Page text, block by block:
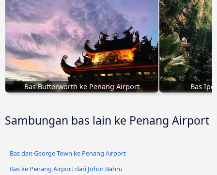
Bas Butterworth ke Penang Airport Bas
Sambungan bas lain ke Penang Airport
Bas dari George Town ke Penang Airport
Bas ke Penang Airport dari Johor Bahru